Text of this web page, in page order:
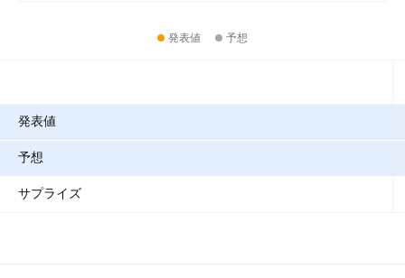
発表値 予想
発表値
予想
サプライズ